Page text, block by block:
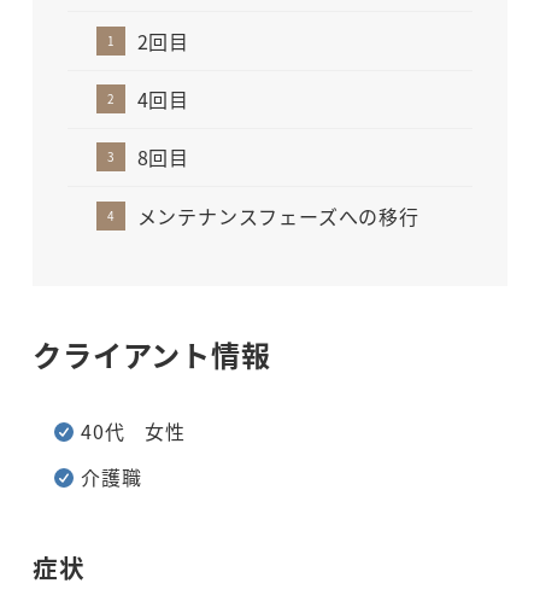
2回目
4回目
8回目
メンテナンスフェーズへの移行
クライアント情報
40代 女性
介護職
症状